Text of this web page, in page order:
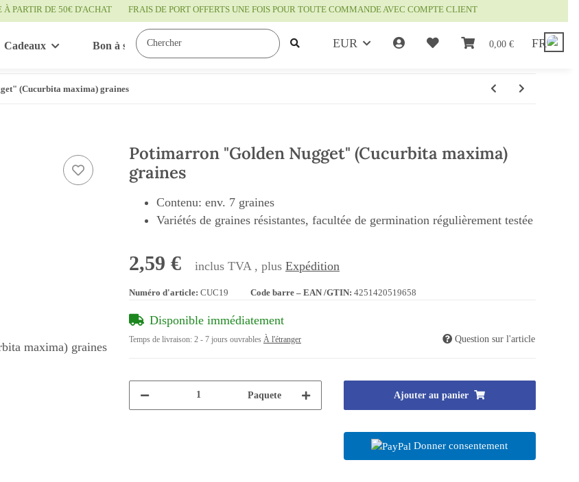
PARTIR DE 50€ D'ACHAT FRAIS DE PORT OFFERTS UNE FOIS POUR TOUTE COMMANDE AVEC COMPTE CLIENT
EUR 0,00 € FR
Cadeaux Bon à savoir
(Cucurbita maxima) graines
Potimarron "Golden Nugget" (Cucurbita maxima)
graines
Contenu: env. 7 graines
Variétés de graines résistantes, facultée de germination régulièrement testée
2,59 € inclus TVA , plus Expédition
Numéro d'article: CUC19 Code barre – EAN /GTIN: 4251420519658
Disponible immédiatement
Temps de livraison: 2 - 7 jours ouvrables À l'étranger Question sur l'article
Paquete Ajouter au panier
Donner consentement